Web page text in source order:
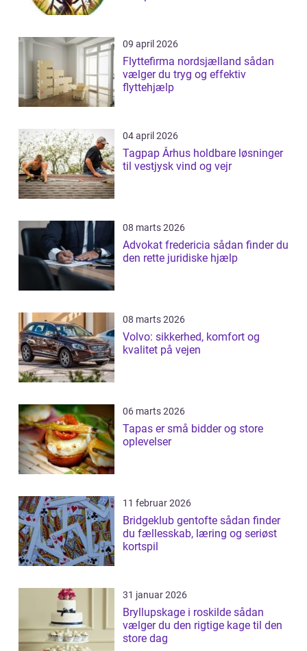
09 april 2026
Flyttefirma nordsjælland sådan
vælger du tryg og effektiv
flyttehjælp
04 april 2026
Tagpap Århus holdbare løsninger
til vestjysk vind og vejr
08 marts 2026
Advokat fredericia sådan finder du
den rette juridiske hjælp
08 marts 2026
Volvo: sikkerhed, komfort og
kvalitet på vejen
06 marts 2026
Tapas er små bidder og store
oplevelser
11 februar 2026
Bridgeklub gentofte sådan finder
du fællesskab, læring og seriøst
kortspil
31 januar 2026
Bryllupskage i roskilde sådan
vælger du den rigtige kage til den
store dag